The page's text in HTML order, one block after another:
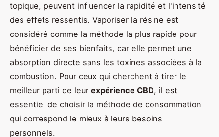
topique, peuvent influencer la rapidité et l'intensité
des effets ressentis. Vaporiser la résine est
considéré comme la méthode la plus rapide pour
bénéficier de ses bienfaits, car elle permet une
absorption directe sans les toxines associées à la
combustion. Pour ceux qui cherchent à tirer le
meilleur parti de leur expérience CBD, il est
essentiel de choisir la méthode de consommation
qui correspond le mieux à leurs besoins
personnels.